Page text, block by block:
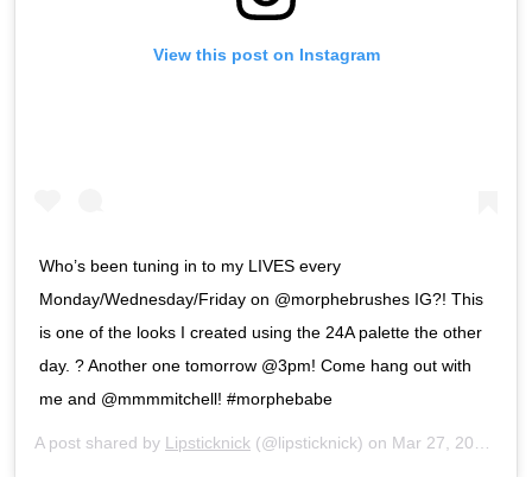
View this post on Instagram
Who’s been tuning in to my LIVES every
Monday/Wednesday/Friday on @morphebrushes IG?! This
is one of the looks I created using the 24A palette the other
day. ? Another one tomorrow @3pm! Come hang out with
me and @mmmmitchell! #morphebabe
A post shared by Lipsticknick (@lipsticknick) on Mar 27, 2020 at 2:26am PDT